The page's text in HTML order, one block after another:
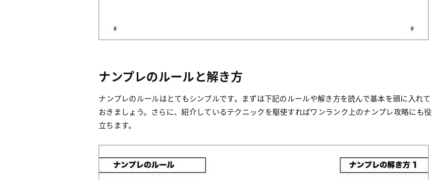
ナンプレのルールと解き方
ナンプレのルールはとてもシンプルです。まずは下記のルールや解き方を読んで基本を頭に入れて
おきましょう。さらに、紹介しているテクニックを駆使すればワンランク上のナンプレ攻略にも役
立ちます。